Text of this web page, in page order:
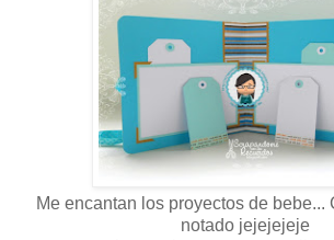
Me encantan los proyectos de bebe...
notado jejejejeje